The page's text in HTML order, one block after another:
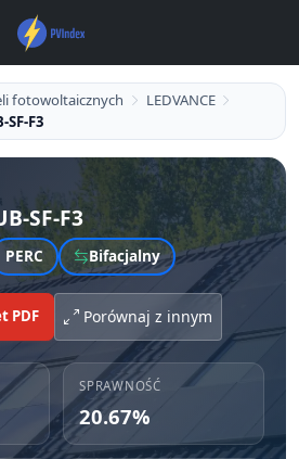
fotowoltaicznych
LEDVANCE
SF-F3
SF-F3
PERC Bifacjalny
PDF Porównaj z innym
SPRAWNOŚĆ
20.67%